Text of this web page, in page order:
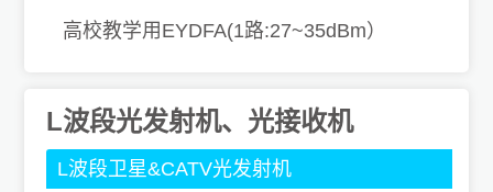
高校教学用EYDFA(1路:27~35dBm）
L波段光发射机、光接收机
L波段卫星&CATV光发射机